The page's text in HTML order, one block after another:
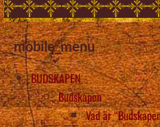
mobile_menu
BUDSKAPEN
Budskapen
Vad är